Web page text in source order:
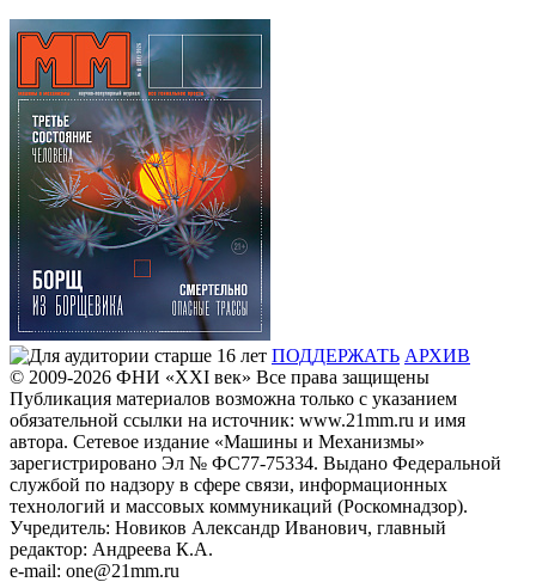
ПОДДЕРЖАТЬ АРХИВ
© 2009-2026 ФHИ «XXI век» Все права защищены
Публикация материалов возможна только с указанием
обязательной ссылки на источник: www.21mm.ru и имя
автора. Сетевое издание «Машины и Механизмы»
зарегистрировано Эл № ФС77-75334. Выдано Федеральной
службой по надзору в сфере связи, информационных
технологий и массовых коммуникаций (Роскомнадзор).
Учредитель: Новиков Александр Иванович, главный
редактор: Андреева К.А.
e-mail: one@21mm.ru